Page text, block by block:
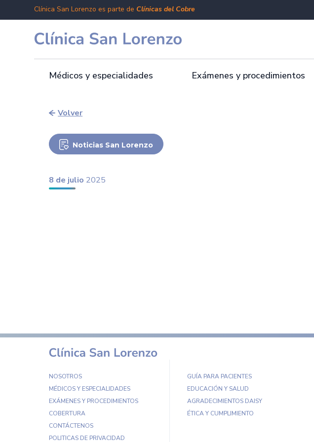
Clínica San Lorenzo es parte de Clínicas del Cobre
Médicos y especialidades Exámenes y procedimientos
Volver
Noticias San Lorenzo
8 de julio 2025
NOSOTROS
MÉDICOS Y ESPECIALIDADES
EXÁMENES Y PROCEDIMIENTOS
COBERTURA
CONTÁCTENOS
POLITICAS DE PRIVACIDAD
GUÍA PARA PACIENTES
EDUCACIÓN Y SALUD
AGRADECIMIENTOS DAISY
ÉTICA Y CUMPLIMIENTO